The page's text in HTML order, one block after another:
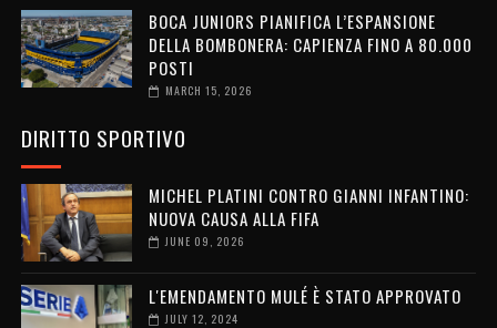
BOCA JUNIORS PIANIFICA L’ESPANSIONE
DELLA BOMBONERA: CAPIENZA FINO A 80.000
POSTI
MARCH 15, 2026
DIRITTO SPORTIVO
MICHEL PLATINI CONTRO GIANNI INFANTINO:
NUOVA CAUSA ALLA FIFA
JUNE 09, 2026
L'EMENDAMENTO MULÉ È STATO APPROVATO
JULY 12, 2024